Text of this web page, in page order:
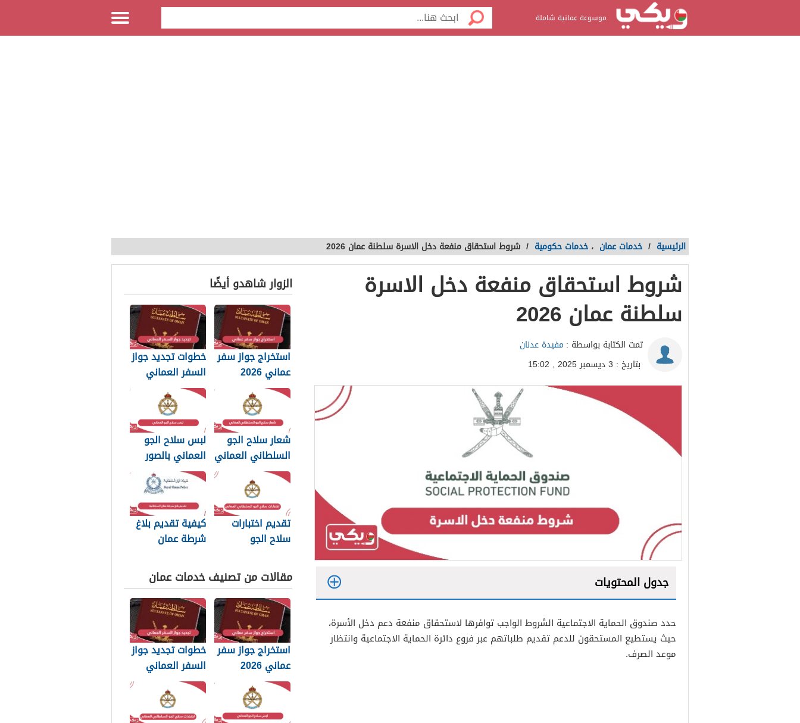
موسوعة عمانية شاملة
الرئيسية / خدمات عمان ، خدمات حكومية / شروط استحقاق منفعة دخل الاسرة سلطنة عمان 2026
شروط استحقاق منفعة دخل الاسرة
سلطنة عمان 2026
تمت الكتابة بواسطة : مفيدة عدنان
بتاريخ : 3 ديسمبر 2025 , 15:02
جدول المحتويات
2
3
حدد صندوق الحماية الاجتماعية الشروط الواجب توافرها لاستحقاق منفعة دعم دخل الأسرة،
حيث يستطيع المستحقون للدعم تقديم طلباتهم عبر فروع دائرة الحماية الاجتماعية وانتظار
موعد الصرف.
الزوار شاهدو أيضًا
استخراج جواز سفر
عماني 2026
المتطلبات التي
يجب أن تعرفها
خطوات تجديد جواز
السفر العماني
2026: الرسوم
والمستندات
المطلوبة
شعار سلاح الجو
السلطاني العماني
png بجودة عالية
2026
لبس سلاح الجو
العماني بالصور
2026
تقديم اختبارات
سلاح الجو
2026
كيفية تقديم بلاغ
شرطة عمان
مقالات من تصنيف خدمات عمان
استخراج جواز سفر
عماني 2026
المتطلبات التي
يجب أن تعرفها
خطوات تجديد جواز
السفر العماني
2026: الرسوم
والمستندات
المطلوبة